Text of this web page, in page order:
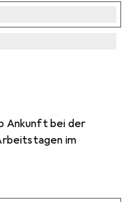
Ankunft bei der
im